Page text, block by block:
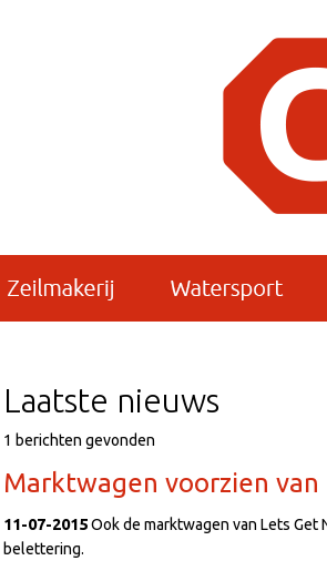
Laatste nieuws
1 berichten gevonden
Marktwagen voorzien
11-07-2015Ook de marktwagen van Lets
belettering.